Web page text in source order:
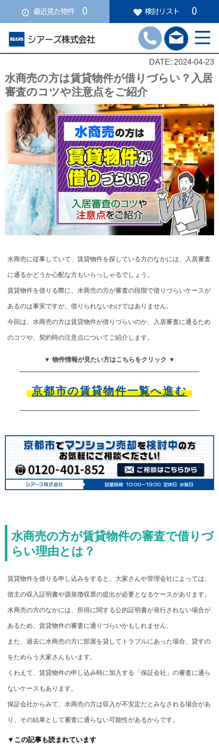
最近見た物件 0 検討リスト 0
DATE: 2024-04-23
水商売の方は賃貸物件が借りづらい？入居
審査のコツや注意点をご紹介
水商売に従事していて、賃貸物件を探している方のなかには、入居審査
に通るかどうか心配な方もいらっしゃるでしょう。
賃貸物件を借りる際に、水商売の方が審査の段階で借りづらいケースが
あるのは事実ですが、借りられないわけではありません。
今回は、水商売の方は賃貸物件が借りづらいのか、入居審査に通るため
のコツや、契約時の注意点についてご紹介します。
▼ 物件情報が見たい方はこちらをクリック ▼
京都市の賃貸物件一覧へ進む
水商売の方が賃貸物件の審査で借りづ
らい理由とは？
賃貸物件を借りる申し込みをすると、大家さんや管理会社によっては、
借主の収入証明書や源泉徴収票の提出が必要となるケースがあります。
水商売の方のなかには、所得に関する公的証明書が発行されない場合が
あるため、賃貸物件の審査に通りづらいかもしれません。
また、過去に水商売の方に部屋を貸してトラブルにあった場合、貸すの
をためらう大家さんもいます。
くわえて、賃貸物件の申し込み時に加入する「保証会社」の審査に通ら
ないケースもあります。
保証会社からみて、水商売の方は収入が不安定だとみなされる場合があ
り、その結果として審査に通らない可能性があるからです。
▼この記事も読まれています